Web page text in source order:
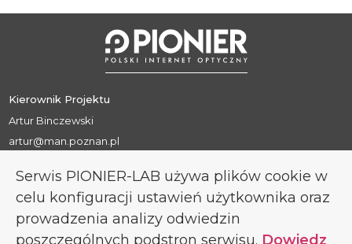
Kierownik Projektu
Artur Binczewski
artur@man.poznan.pl
Konsorcjum PIONIER Polski Internet Optyczny
Poznańskie Centrum Superkomputerowo-Sieciowe
ul. Jana Pawła II 10, 61-139 Poznań
office@pionier.gov.pl
Serwis PIONIER-LAB używa plików cookie w
celu konfiguracji ustawień użytkownika oraz
prowadzenia analizy odwiedzin
poszczególnych podstron serwisu. Dowiedz